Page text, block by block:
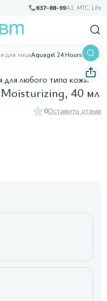
637-88-99A1, МТС, Life
для лица Aquagel 24 Hours of Moisturizing, 40 мл
для любого типа кожи
40 мл
0Оставить отзыв